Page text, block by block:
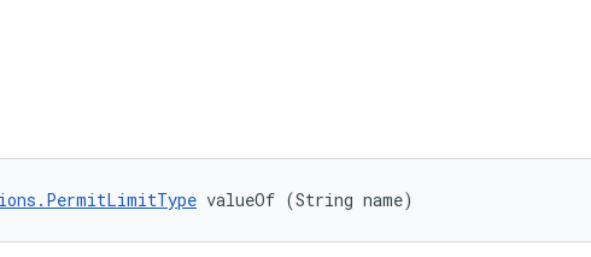
valueOf (String name)